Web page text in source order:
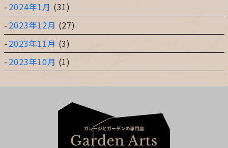
2024年1月 (31)
2023年12月 (27)
2023年11月 (3)
2023年10月 (1)